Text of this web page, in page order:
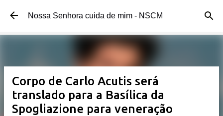
Pular para o conteúdo principal
Nossa Senhora cuida de mim - NSCM
Corpo de Carlo Acutis será
translado para a Basílica da
Spogliazione para veneração